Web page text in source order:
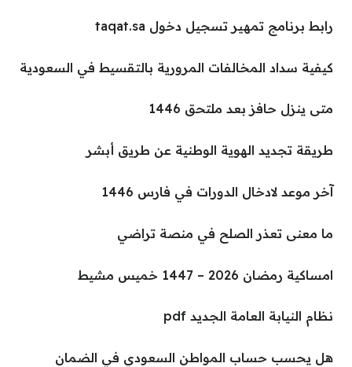
رابط برنامج تمهير تسجيل دخول taqat.sa
كيفية سداد المخالفات المرورية بالتقسيط في السعودية
متى ينزل حافز بعد ملتحق 1446
طريقة تجديد الهوية الوطنية عن طريق أبشر
آخر موعد لادخال الدورات في فارس 1446
ما معنى تعذر الصلح في منصة تراضي
امساكية رمضان 2026 – 1447 خميس مشيط
نظام النيابة العامة الجديد pdf
هل يحسب حساب المواطن السعودي في الضمان